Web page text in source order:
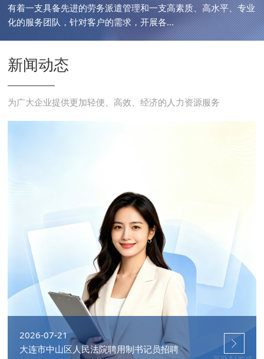
有着一支具备先进的劳务派遣管理和一支高素质、高水平、专业
化的服务团队，针对客户的需求，开展各...
新闻动态
为广大企业提供更加轻便、高效、经济的人力资源服务
2026-07-21
大连市中山区人民法院聘用制书记员招聘